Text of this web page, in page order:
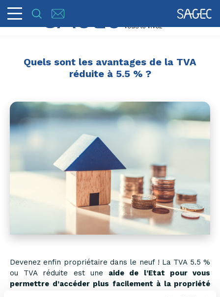
Quels sont les avantages de la TVA
réduite à 5.5 % ?
Devenez enfin propriétaire dans le neuf ! La TVA 5.5 %
ou TVA réduite est une aide de l’Etat pour vous
permettre d’accéder plus facilement à la propriété